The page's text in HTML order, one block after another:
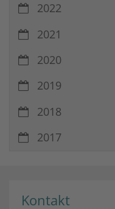
2022
2021
2020
2019
2018
2017
Kontakt